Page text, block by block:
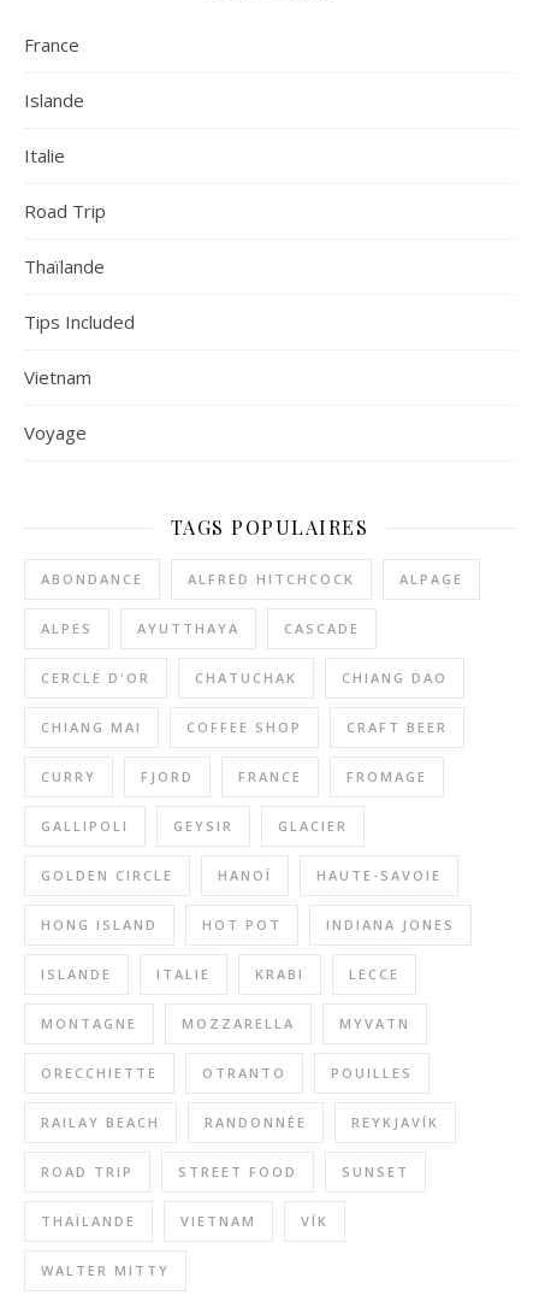
France
Islande
Italie
Road Trip
Thaïlande
Tips Included
Vietnam
Voyage
TAGS POPULAIRES
ABONDANCE ALFRED HITCHCOCK ALPAGE
ALPES AYUTTHAYA CASCADE
CERCLE D'OR CHATUCHAK CHIANG DAO
CHIANG MAI COFFEE SHOP CRAFT BEER
CURRY FJORD FRANCE FROMAGE
GALLIPOLI GEYSIR GLACIER
GOLDEN CIRCLE HANOÏ HAUTE-SAVOIE
HONG ISLAND HOT POT INDIANA JONES
ISLANDE ITALIE KRABI LECCE
MONTAGNE MOZZARELLA MYVATN
ORECCHIETTE OTRANTO POUILLES
RAILAY BEACH RANDONNÉE REYKJAVÍK
ROAD TRIP STREET FOOD SUNSET
THAÏLANDE VIETNAM VÍK
WALTER MITTY